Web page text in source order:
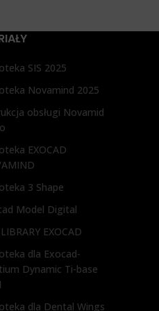
BONE
SYSTEM®, XIVE
mm
SIS 2025
Novamind 2025
obsługi Novamid
EXOCAD
3 Shape
Model Digital
EXOCAD
dla Exocad-
Dynamic Ti-base
dla Dental Wings